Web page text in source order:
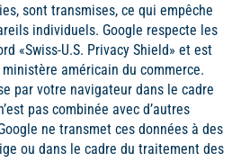
sont transmises, ce qui empêche
individuels. Google respecte les
«Swiss-U.S. Privacy Shield» et est
américain du commerce.
par votre navigateur dans le cadre
pas combinée avec d’autres
ne transmet ces données à des
ou dans le cadre du traitement des